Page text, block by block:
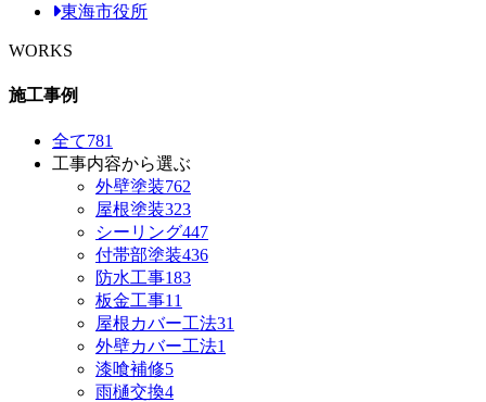
東海市役所
WORKS
施工事例
全て781
工事内容から選ぶ
外壁塗装762
屋根塗装323
シーリング447
付帯部塗装436
防水工事183
板金工事11
屋根カバー工法31
外壁カバー工法1
漆喰補修5
雨樋交換4